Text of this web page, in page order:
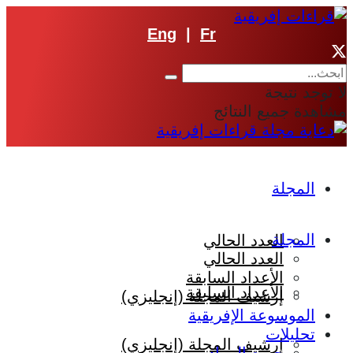
Eng Fr
لا توجد نتيجة
مشاهدة جميع النتائج
المجلة
العدد الحالي
الأعداد السابقة
إرشيف المجلة (إنجليزي)
المجلة
العدد الحالي
الأعداد السابقة
إرشيف المجلة (إنجليزي)
الموسوعة الإفريقية
تحليلات